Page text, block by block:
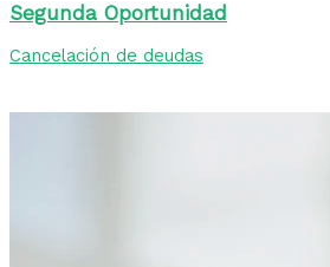
Segunda Oportunidad
Cancelación de deudas